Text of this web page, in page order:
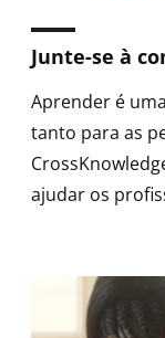
Junte-se à
Aprender é
tanto para as
ajudar os
performance